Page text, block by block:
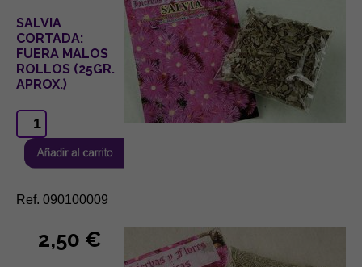
SALVIA
CORTADA:
FUERA MALOS
ROLLOS (25GR.
APROX.)
Ref. 090100009
2,50 €